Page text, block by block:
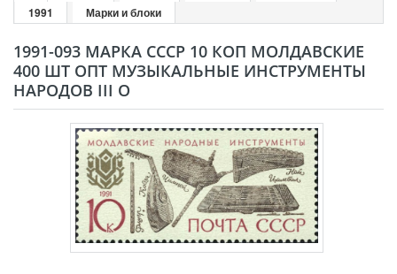
1991
Марки и блоки
1991-093 МАРКА СССР 10 КОП МОЛДАВСКИЕ
400 ШТ ОПТ МУЗЫКАЛЬНЫЕ ИНСТРУМЕНТЫ
НАРОДОВ III O